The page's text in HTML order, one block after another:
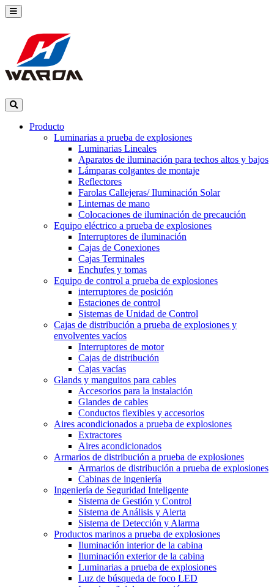
Producto
Luminarias a prueba de explosiones
Luminarias Lineales
Aparatos de iluminación para techos altos y bajos
Lámparas colgantes de montaje
Reflectores
Farolas Callejeras/ Iluminación Solar
Linternas de mano
Colocaciones de iluminación de precaución
Equipo eléctrico a prueba de explosiones
Interruptores de iluminación
Cajas de Conexiones
Cajas Terminales
Enchufes y tomas
Equipo de control a prueba de explosiones
interruptores de posición
Estaciones de control
Sistemas de Unidad de Control
Cajas de distribución a prueba de explosiones y
envolventes vacíos
Interruptores de motor
Cajas de distribución
Cajas vacías
Glands y manguitos para cables
Accesorios para la instalación
Glandes de cables
Conductos flexibles y accesorios
Aires acondicionados a prueba de explosiones
Extractores
Aires acondicionados
Armarios de distribución a prueba de explosiones
Armarios de distribución a prueba de explosiones
Cabinas de ingeniería
Ingeniería de Seguridad Inteligente
Sistema de Gestión y Control
Sistema de Análisis y Alerta
Sistema de Detección y Alarma
Productos marinos a prueba de explosiones
Iluminación interior de la cabina
Iluminación exterior de la cabina
Luminarias a prueba de explosiones
Luz de búsqueda de foco LED